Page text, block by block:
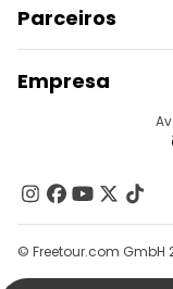
Parceiros
Registo Do
Programa De
Empresa
Contacte-Nos
Grupos
Ajuda
© Freetour.com GmbH